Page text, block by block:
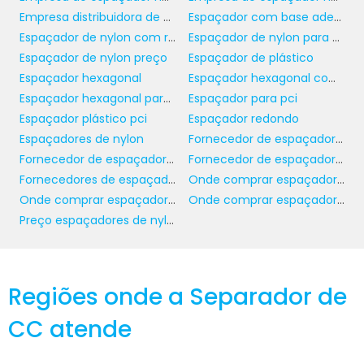
Usarespaçadores plásticos PCI nessas
situações não apenas facilita o trabalho, mas
também melhora significativamente o
resultado final, garantindo que cada detalhe
seja perfeitamente calculado e executado.
ESCOLHENDO O
ESPAÇADOR IDEAL
A escolha do espaçador correto depende de
vários fatores, como a espessura do material
que você selecione a solução ideal para cada
projeto. Isso ajuda a garantir que você
obtenha a resultado desejado com máxima
Empresa distribuidora de espaçadores plásticos
Espaçador com base adesiva
Espaçador de nylon com rosca
Espaçador de nylon para pci
Espaçador de nylon preço
Espaçador de plástico
Espaçador hexagonal
Espaçador hexagonal com rosca
Espaçador hexagonal para pci
Espaçador para pci
Espaçador plástico pci
Espaçador redondo
Espaçadores de nylon
Fornecedor de espaçador de nylon
Fornecedor de espaçador de nylon com rosca
Fornecedor de espaçador redondo
Fornecedores de espaçadores plásticos
Onde comprar espaçador de nylon para pci
Onde comprar espaçador hexagonal para pci
Onde comprar espaçador redondo
Preço espaçadores de nylon
Regiões onde a Separador de
CC atende